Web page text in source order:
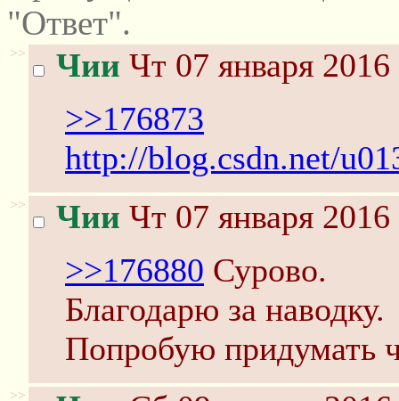
"Ответ".
>> Чии Чт 07 января
>>176873
http://blog.csdn.net/
>> Чии Чт 07 января
>>176880 Сурово.
Благодарю за наводку.
Попробую придумать
>>